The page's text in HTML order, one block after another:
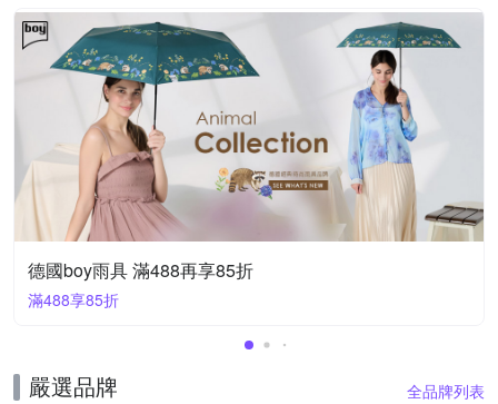
德國boy雨具 滿488再享85折
滿488享85折
嚴選品牌 全品牌列表